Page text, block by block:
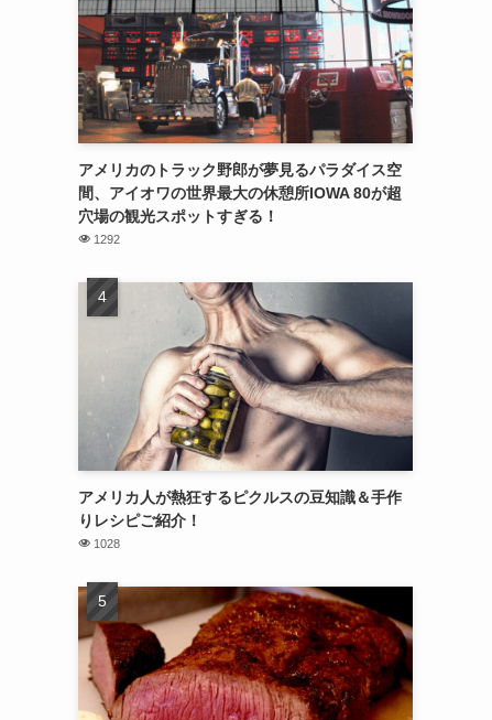
アメリカのトラック野郎が夢見るパラダイス空
間、アイオワの世界最大の休憩所IOWA 80が超
穴場の観光スポットすぎる！
1292
アメリカ人が熱狂するピクルスの豆知識＆手作
りレシピご紹介！
1028